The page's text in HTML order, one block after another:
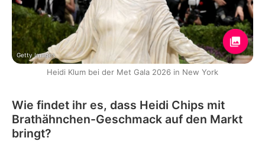
Getty Images
Heidi Klum bei der Met Gala 2026 in New York
Wie findet ihr es, dass Heidi Chips mit
Brathähnchen-Geschmack auf den Markt
bringt?